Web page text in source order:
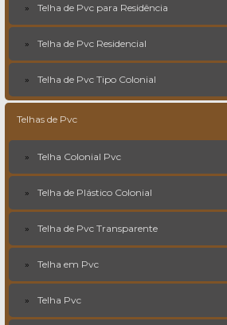
Telha de Pvc para Residência
Telha de Pvc Residencial
Telha de Pvc Tipo Colonial
Telhas de Pvc
Telha Colonial Pvc
Telha de Plástico Colonial
Telha de Pvc Transparente
Telha em Pvc
Telha Pvc